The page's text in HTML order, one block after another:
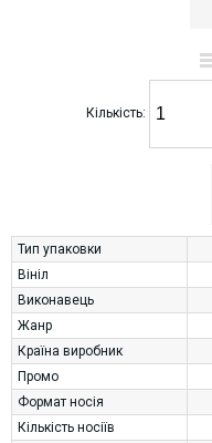
Кількість:
Тип упаковки
Вініл
Виконавець
Жанр
Країна виробник
Промо
Формат носія
Кількість носіїв